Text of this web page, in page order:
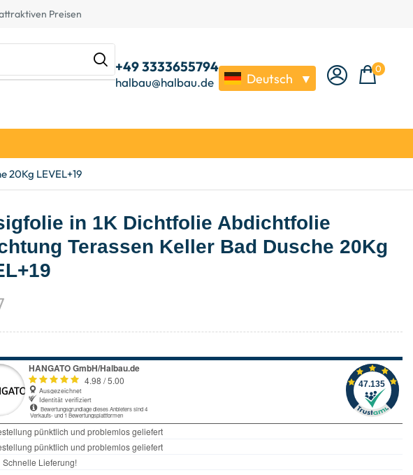
Preisen
+49 3333655794
halbau@halbau.de Deutsch ▼
0
20Kg LEVEL+19
in 1K Dichtfolie Abdichtfolie
Terassen Keller Bad Dusche 20Kg